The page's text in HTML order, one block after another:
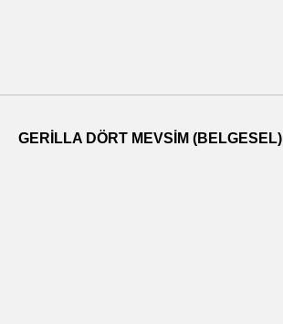
GERILLA DÖRT MEVSIM (BELGESEL)